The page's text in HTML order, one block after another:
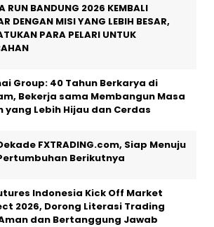
RUN BANDUNG 2026 KEMBALI
DENGAN MISI YANG LEBIH BESAR,
PARA PELARI UNTUK
Group: 40 Tahun Berkarya di
Bekerja sama Membangun Masa
yang Lebih Hijau dan Cerdas
FXTRADING.com, Siap Menuju
Berikutnya
Indonesia Kick Off Market
2026, Dorong Literasi Trading
dan Bertanggung Jawab